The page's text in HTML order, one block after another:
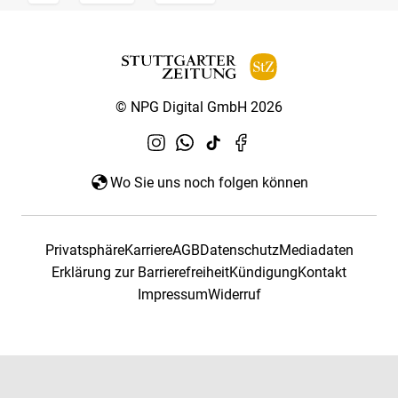
© NPG Digital GmbH 2026
Wo Sie uns noch folgen können
PrivatsphäreKarriereAGBDatenschutzMediadaten
Erklärung zur BarrierefreiheitKündigungKontakt
ImpressumWiderruf